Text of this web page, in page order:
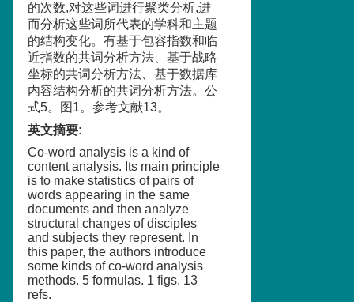
的次数,对这些词进行聚类分析,进
而分析这些词所代表的学科和主题
的结构变化。有基于包容指数和临
近指数的共词分析方法、基于战略
坐标的共词分析方法、基于数据库
内容结构分析的共词分析方法。公
式5。图1。参考文献13。
英文摘要:
Co-word analysis is a kind of
content analysis. Its main principle
is to make statistics of pairs of
words appearing in the same
documents and then analyze
structural changes of disciples
and subjects they represent. In
this paper, the authors introduce
some kinds of co-word analysis
methods. 5 formulas. 1 figs. 13
refs.